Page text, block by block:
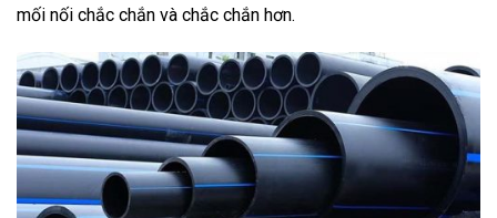
mối nối chắc chắn và chắc chắn hơn.